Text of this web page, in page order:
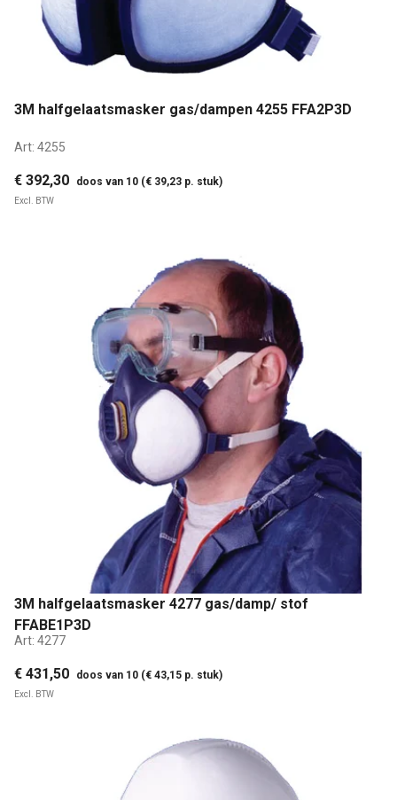
3M halfgelaatsmasker gas/dampen 4255 FFA2P3D
Art: 4255
€ 392,30 doos van 10 (€ 39,23 p. stuk)
Excl. BTW
3M halfgelaatsmasker 4277 gas/damp/ stof
FFABE1P3D
Art: 4277
€ 431,50 doos van 10 (€ 43,15 p. stuk)
Excl. BTW